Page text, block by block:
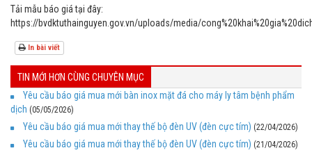
Tải mẫu báo giá tại đây:
https://bvdktuthainguyen.gov.vn/uploads/media/
In bài viết
TIN MỚI HƠN CÙNG CHUYÊN MỤC
Yêu cầu báo giá mua mới bàn inox mặt đá cho máy ly tâm bệnh phẩm
dịch (05/05/2026)
Yêu cầu báo giá mua mới thay thế bộ đèn UV (đèn cực tím) (22/04/2026)
Yêu cầu báo giá mua mới thay thế bộ đèn UV (đèn cực tím) (21/04/2026)